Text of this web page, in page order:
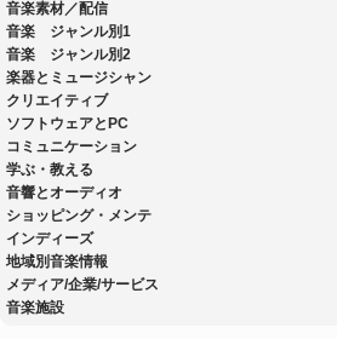
音楽素材／配信
音楽 ジャンル別1
音楽 ジャンル別2
楽器とミュージシャン
クリエイティブ
ソフトウェアとPC
コミュニケーション
学ぶ・教える
音響とオーディオ
ショッピング・メンテ
インディーズ
地域別音楽情報
メディア/企業/サービス
音楽施設